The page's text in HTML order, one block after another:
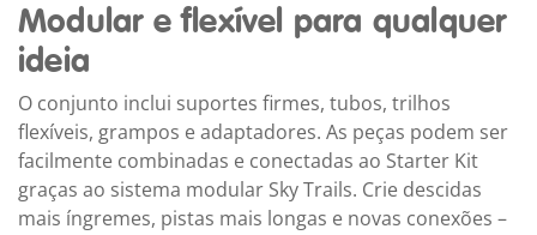
Modular e flexível para qualquer
ideia
O conjunto inclui suportes firmes, tubos, trilhos
flexíveis, grampos e adaptadores. As peças podem ser
facilmente combinadas e conectadas ao Starter Kit
graças ao sistema modular Sky Trails. Crie descidas
mais íngremes, pistas mais longas e novas conexões –